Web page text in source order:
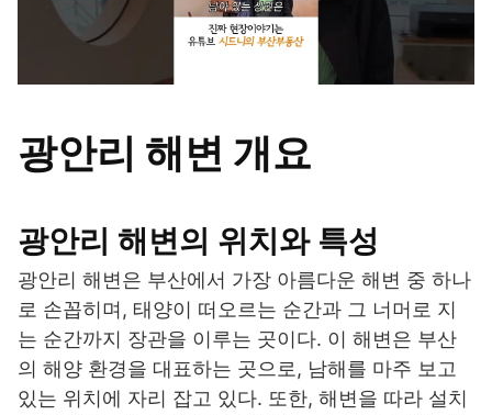
광안리 해변 개요
광안리 해변의 위치와 특성
광안리 해변은 부산에서 가장 아름다운 해변 중 하나
로 손꼽히며, 태양이 떠오르는 순간과 그 너머로 지
는 순간까지 장관을 이루는 곳이다. 이 해변은 부산
의 해양 환경을 대표하는 곳으로, 남해를 마주 보고
있는 위치에 자리 잡고 있다. 또한, 해변을 따라 설치